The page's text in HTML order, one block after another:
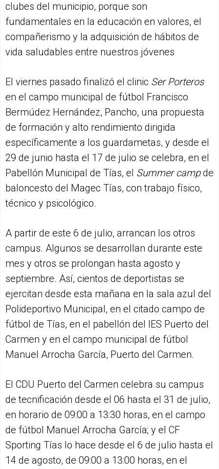
clubes del municipio, porque son
fundamentales en la educación en valores, el
compañerismo y la adquisición de hábitos de
vida saludables entre nuestros jóvenes
El viernes pasado finalizó el clinic Ser Porteros
en el campo municipal de fútbol Francisco
Bermúdez Hernández, Pancho, una propuesta
de formación y alto rendimiento dirigida
específicamente a los guardametas, y desde el
29 de junio hasta el 17 de julio se celebra, en el
Pabellón Municipal de Tías, el Summer campde
baloncesto del Magec Tías, con trabajo físico,
técnico y psicológico.
A partir de este 6 de julio, arrancan los otros
campus. Algunos se desarrollan durante este
mes y otros se prolongan hasta agosto y
septiembre. Así, cientos de deportistas se
ejercitan desde esta mañana en la sala azul del
Polideportivo Municipal, en el citado campo de
fútbol de Tías, en el pabellón del IES Puerto del
Carmen y en el campo municipal de fútbol
Manuel Arrocha García, Puerto del Carmen.
El CDU Puerto del Carmen celebra su campus
de tecnificación desde el 06 hasta el 31 de julio,
en horario de 09:00 a 13:30 horas, en el campo
de fútbol Manuel Arrocha García; y el CF
Sporting Tías lo hace desde el 6 de julio hasta el
14 de agosto, de 09:00 a 13:00 horas, en el